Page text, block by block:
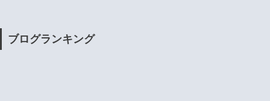
ブログランキング